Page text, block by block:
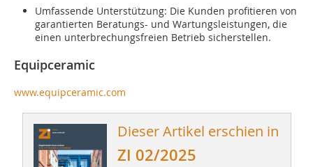
Umfassende Unterstützung: Die Kunden profitieren von
garantierten Beratungs- und Wartungsleistungen, die
einen unterbrechungsfreien Betrieb sicherstellen.
Equipceramic
www.equipceramic.com
Dieser Artikel erschien in
ZI 02/2025